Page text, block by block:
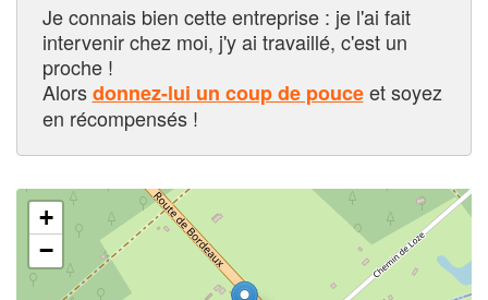
Je connais bien cette entreprise : je l'ai fait
intervenir chez moi, j'y ai travaillé, c'est un
proche !
Alorsdonnez-lui un coup de pouceet soyez
en récompensés !
+
−